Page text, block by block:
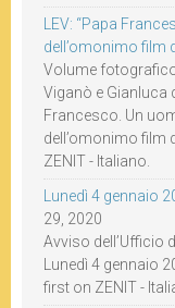
LEV: “Papa
dell’omonimo film
Volume
Viganò e Gianluca
Francesco. Un
dell’omonimo film
ZENIT - Italiano.
Lunedì 4 gennaio
29, 2020
Avviso dell’Ufficio
Lunedì 4 gennaio
first on ZENIT -